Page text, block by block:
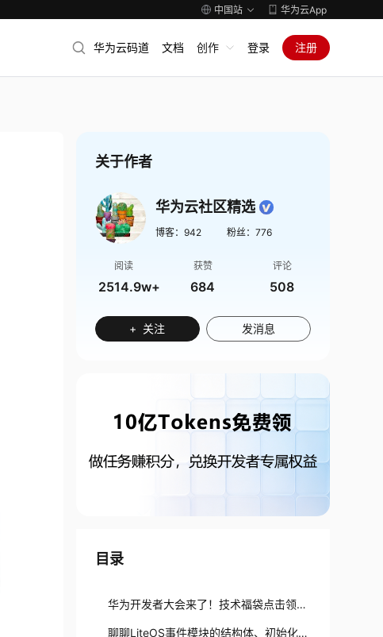
中国站 华为云App
华为云码道 文档 创作 登录 注册
关于作者
华为云社区精选
博客： 942 粉丝： 776
阅读
2514.9w+
获赞
684
评论
508
+ 关注 发消息
目录
华为开发者大会来了！技术福袋点击领取
聊聊LiteOS事件模块的结构体、初始化及